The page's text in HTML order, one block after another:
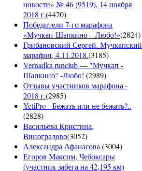
новости» № 46 (9519), 14 ноября
2018 г.(4470)
Победители 7-го марафона
«Мучкап-Шапкино – Любо!»(2824)
Грибановский Сергей. Мучкапский
марафон, 4.11.2018.(3185)
Vernadka runclub — "Мучкап -
Шапкино" -Любо! (2989)
Отзывы участников марафона -
2018 г.(2985)
YetiPro - Бежать или не бежать?..
(2828)
Васильева Кристина,
Виноградово(3052)
Александра Афанасова(3004)
Егоров Максим, Чебоксары
(участник забега на 42,195 км)